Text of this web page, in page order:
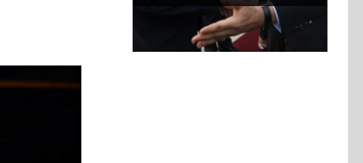
ROSE VALLAND, HEROÏNE DE LA
RESISTANCE FRANÇAISE